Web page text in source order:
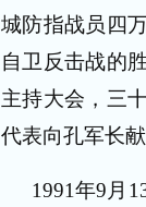
城防指战员四
自卫反击战的
主持大会，三
代表向孔军长献
1991年9 月